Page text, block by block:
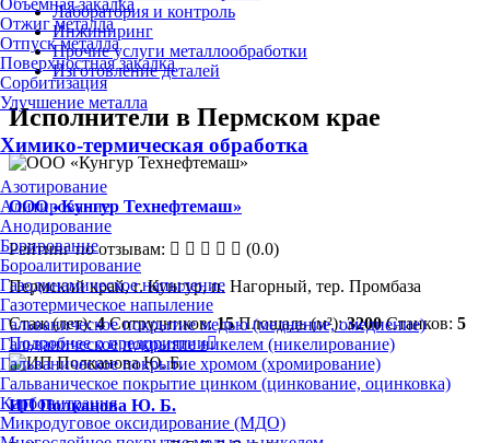
Отжиг металла
Отпуск металла
Поверхностная закалка
Сорбитизация
Улучшение металла
Химико-термическая обработка
Азотирование
Алитирование
Анодирование
Борирование
Бороалитирование
Газодинамическое напыление
Газотермическое напыление
Гальваническое покрытие медью (меднение, омеднение)
Гальваническое покрытие никелем (никелирование)
Гальваническое покрытие хромом (хромирование)
Гальваническое покрытие цинком (цинкование, оцинковка)
Карбонитрация
Микродуговое оксидирование (МДО)
Лаборатория и контроль
Инжиниринг
Прочие услуги металлообработки
Изготовление деталей
Исполнители в Пермском крае
ООО «Кунгур Технефтемаш»
Рейтинг по отзывам:
(0.0)
Пермский край, г. Кунгур, п. Нагорный, тер. Промбаза
Стаж (лет):4 Сотрудников:15 Площадь (м²):3200 Станков: 5
Подробнее о предприятии
ИП Полканова Ю. Б.